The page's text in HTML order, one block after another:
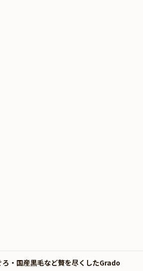
ギフト・カスタマイズ可能なメッセージカ
「お祝いアイテム」の欄で、選んでいただけ
な人との記念日をさらに特別なものにしま
ろ・国産黒毛など贅を尽くしたGrado